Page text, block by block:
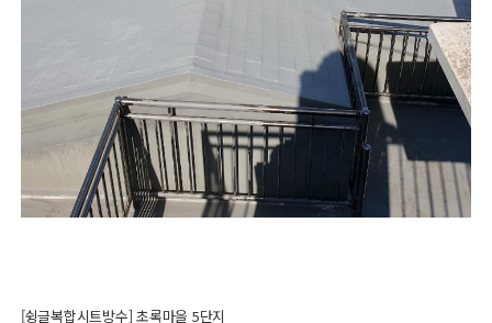
[슁글복합시트방수] 초록마을 5단지